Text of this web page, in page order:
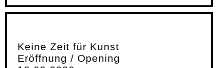
Keine Zeit für Kunst
Eröffnung / Opening